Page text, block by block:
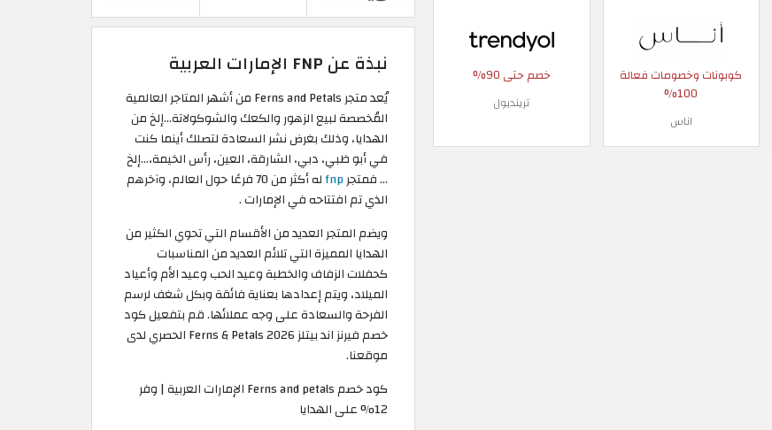
كوبونات وخصومات فعالة
100%
اناس
خصم حتى 90%
ترينديول
نبذة عن FNP الإمارات العربية
يُعد متجر Ferns and Petals من أشهر المتاجر العالمية
المُخصصة لبيع الزهور والكعك والشوكولاتة...إلخ من
الهدايا، وذلك بغرض نشر السعادة لتصلك أينما كنت
في أبو ظبي، دبي، الشارقة، العين، رأس الخيمة،…إلخ
... فمتجرfnp
له أكثر من 70 فرعًا حول العالم، وآخرهم
الذي تم افتتاحه في الإمارات .
ويضم المتجر العديد من الأقسام التي تحوي الكثير من
الهدايا المميزة التي تلائم العديد من المناسبات
كحفلات الزفاف والخطبة وعيد الحب وعيد الأم وأعياد
الميلاد، ويتم إعدادها بعناية فائقة وبكل شغف لرسم
الفرحة والسعادة على وجه عملائها. قم بتفعيل كود
خصم فيرنز اند بيتلز Ferns & Petals 2026 الحصري لدى
موقعنا.
كود خصم Ferns and petals الإمارات العربية | وفر
12% على الهدايا